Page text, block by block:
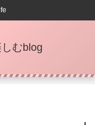
むblog